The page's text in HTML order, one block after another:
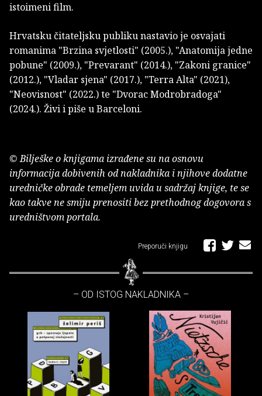
istoimeni film.
Hrvatsku čitateljsku publiku nastavio je osvajati
romanima "Brzina svjetlosti" (2005.), "Anatomija jedne
pobune" (2009.), "Prevarant" (2014.), "Zakoni granice"
(2012.), "Vladar sjena" (2017.), "Terra Alta" (2021),
"Neovisnost" (2022.) te "Dvorac Modrobradoga"
(2024.). Živi i piše u Barceloni.
© Bilješke o knjigama izrađene su na osnovu
informacija dobivenih od nakladnika i njihove dodatne
uredničke obrade temeljem uvida u sadržaj knjige, te se
kao takve ne smiju prenositi bez prethodnog dogovora s
uredništvom portala.
Preporuči knjigu
– OD ISTOG NAKLADNIKA –